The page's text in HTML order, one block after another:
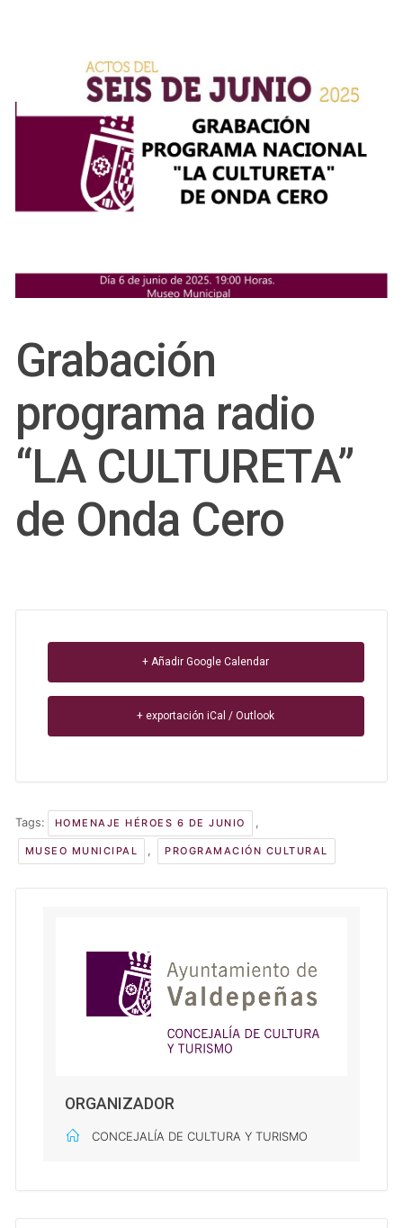
Grabación
programa radio
“LA CULTURETA”
de Onda Cero
+ Añadir Google Calendar
+ exportación iCal / Outlook
Tags: HOMENAJE HÉROES 6 DE JUNIO ,
MUSEO MUNICIPAL , PROGRAMACIÓN CULTURAL
ORGANIZADOR
CONCEJALÍA DE CULTURA Y TURISMO